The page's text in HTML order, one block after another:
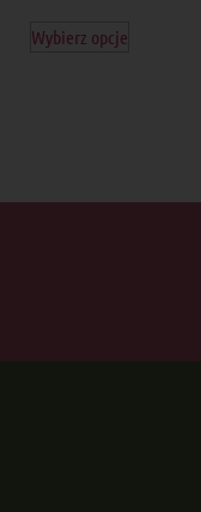
Wybierz opcje